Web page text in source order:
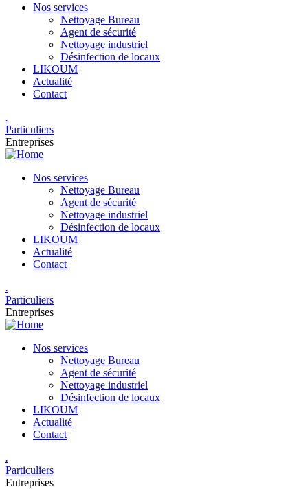
Nos services
Nettoyage Bureau​
Agent de sécurité
Nettoyage industriel
Désinfection de locaux
LIKOUM
Actualité
Contact
.
Particuliers
Entreprises
Nos services
Nettoyage Bureau​
Agent de sécurité
Nettoyage industriel
Désinfection de locaux
LIKOUM
Actualité
Contact
.
Particuliers
Entreprises
Nos services
Nettoyage Bureau​
Agent de sécurité
Nettoyage industriel
Désinfection de locaux
LIKOUM
Actualité
Contact
.
Particuliers
Entreprises